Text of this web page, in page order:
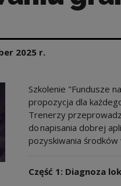
2025r.
Szkolenie "Fundusze
propozycja dla
Trenerzy
do napisania dobrej
pozyskiwania
Część 1: Diagnoza